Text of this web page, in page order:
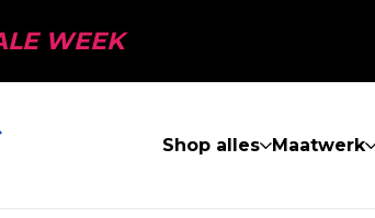
WEEK
Shop alles Maatwerk